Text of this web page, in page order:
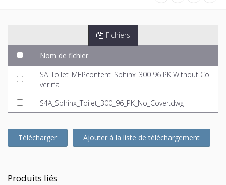
Fichiers
Nom de fichier
SA_Toilet_MEPcontent_Sphinx_300 96 PK Without Co
ver.rfa
S4A_Sphinx_Toilet_300_96_PK_No_Cover.dwg
Télécharger Ajouter à la liste de téléchargement
Produits liés